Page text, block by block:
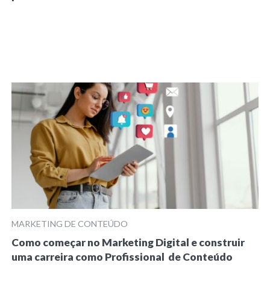
MARKETING DE CONTEÚDO
Como começar no Marketing Digital e construir
uma carreira como Profissional de Conteúdo